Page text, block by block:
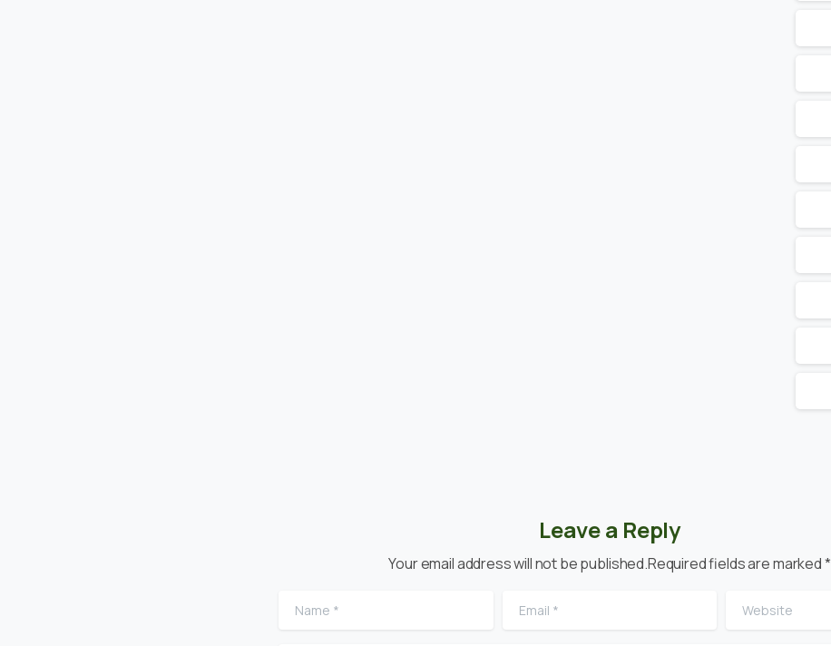
Leave a Reply
Your email address will not be published.Required fields are marked *
Name
Email Website